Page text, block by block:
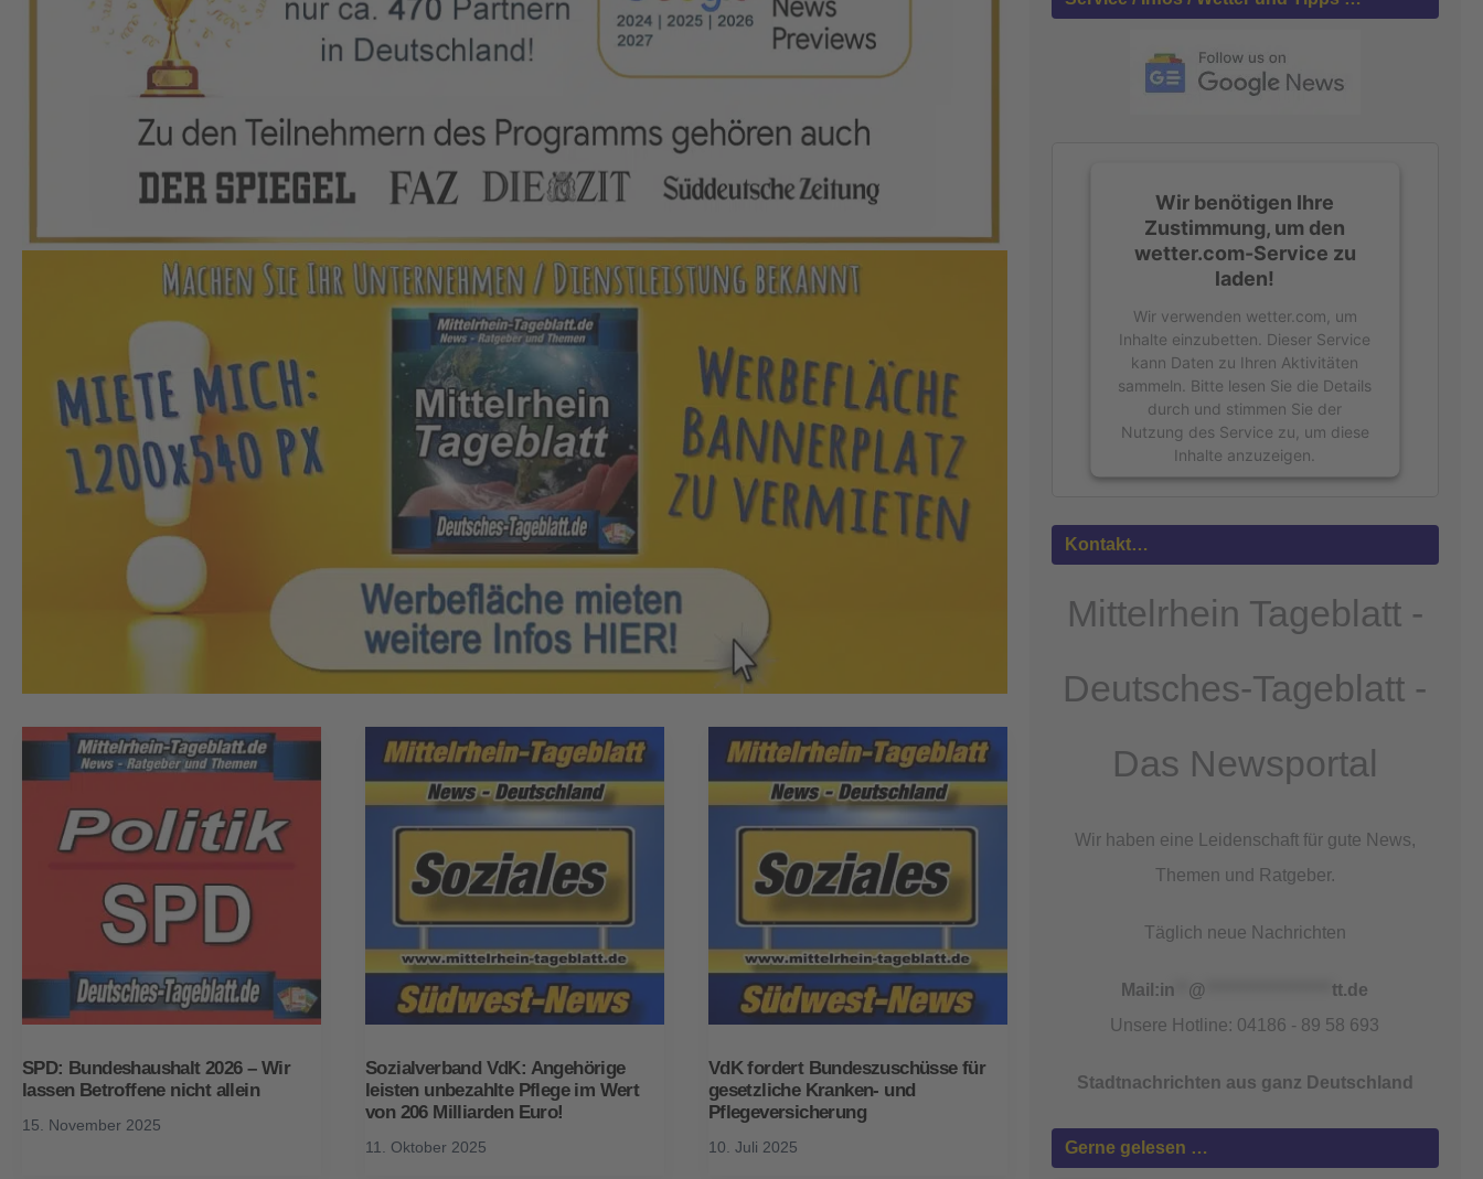
SPD: Bundeshaushalt 2026 – Wir
lassen Betroffene nicht allein
15. November 2025
Sozialverband VdK: Angehörige
leisten unbezahlte Pflege im Wert
von 206 Milliarden Euro!
11. Oktober 2025
VdK fordert Bundeszuschüsse für
gesetzliche Kranken- und
Pflegeversicherung
10. Juli 2025
Wir benötigen Ihre
Zustimmung, um den
wetter.com-Service zu
laden!
Wir verwenden wetter.com, um
Inhalte einzubetten. Dieser Service
kann Daten zu Ihren Aktivitäten
sammeln. Bitte lesen Sie die Details
durch und stimmen Sie der
Nutzung des Service zu, um diese
Inhalte anzuzeigen.
Informationen
Akzeptieren
powered byUsercentrics Consent
Management Platform&eRecht24
Kontakt…
Mittelrhein Tageblatt -
Deutsches-Tageblatt -
Das Newsportal
Wir haben eine Leidenschaft für gute News,
Themen und Ratgeber.
Täglich neue Nachrichten
Mail:in @ *******************tt.de
Unsere Hotline: 04186 - 89 58 693
Stadtnachrichten aus ganz Deutschland
Gerne gelesen …